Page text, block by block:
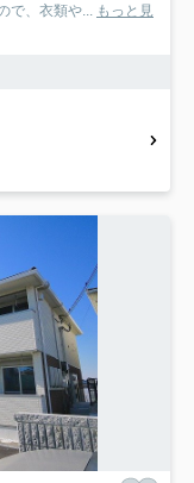
で、衣類や...
もっと見